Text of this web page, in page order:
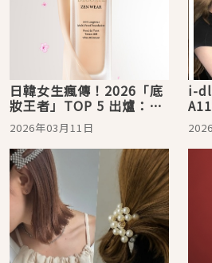
日韓女生瘋傳！2026「底
妝王者」TOP 5 出爐：從
DECORTE黛珂的微霧光，
到SUQQU 水光膜、NARS
柔焦控場，專業化妝師也
收藏！
2026年03月11日
i-
女